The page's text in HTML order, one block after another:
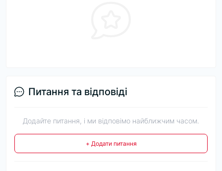
Питання та відповіді
Додайте питання, і ми відповімо найближчим часом.
+ Додати питання